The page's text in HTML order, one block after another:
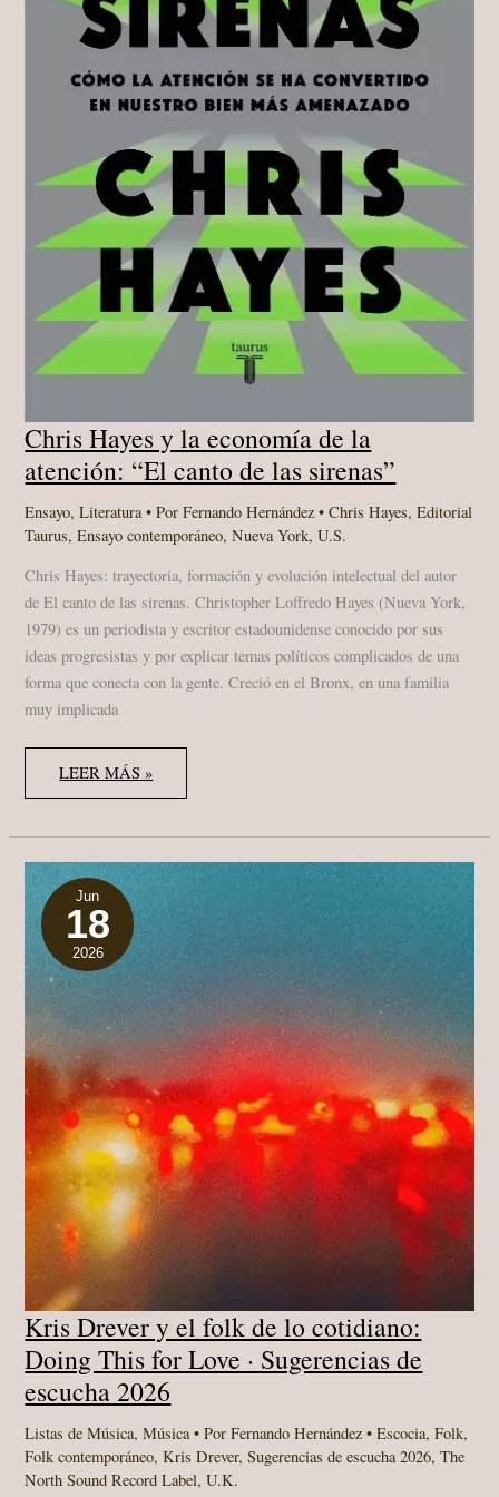
Chris Hayes y la economía de la
atención: “El canto de las sirenas”
Ensayo,Literatura• PorFernando Hernández•Chris Hayes,Editorial
Taurus,Ensayo contemporáneo,Nueva York,U.S.
Chris Hayes: trayectoria, formación y evolución intelectual del autor
de El canto de las sirenas. Christopher Loffredo Hayes (Nueva York,
1979) es un periodista y escritor estadounidense conocido por sus
ideas progresistas y por explicar temas políticos complicados de una
forma que conecta con la gente. Creció en el Bronx, en una familia
muy implicada
CHRIS
HAYES
Y
ECONOMÍA
LA
ATENCIÓN:
“EL
CANTO
LAS
SIRENAS”
LEER MÁS »
Jun
18
2026
Kris Drever y el folk de lo cotidiano:
Doing This for Love · Sugerencias de
escucha 2026
Listas de Música,Música • PorFernando Hernández•Escocia,Folk,
Folk contemporáneo,Kris Drever,Sugerencias de escucha 2026,The
North Sound Record Label,U.K.